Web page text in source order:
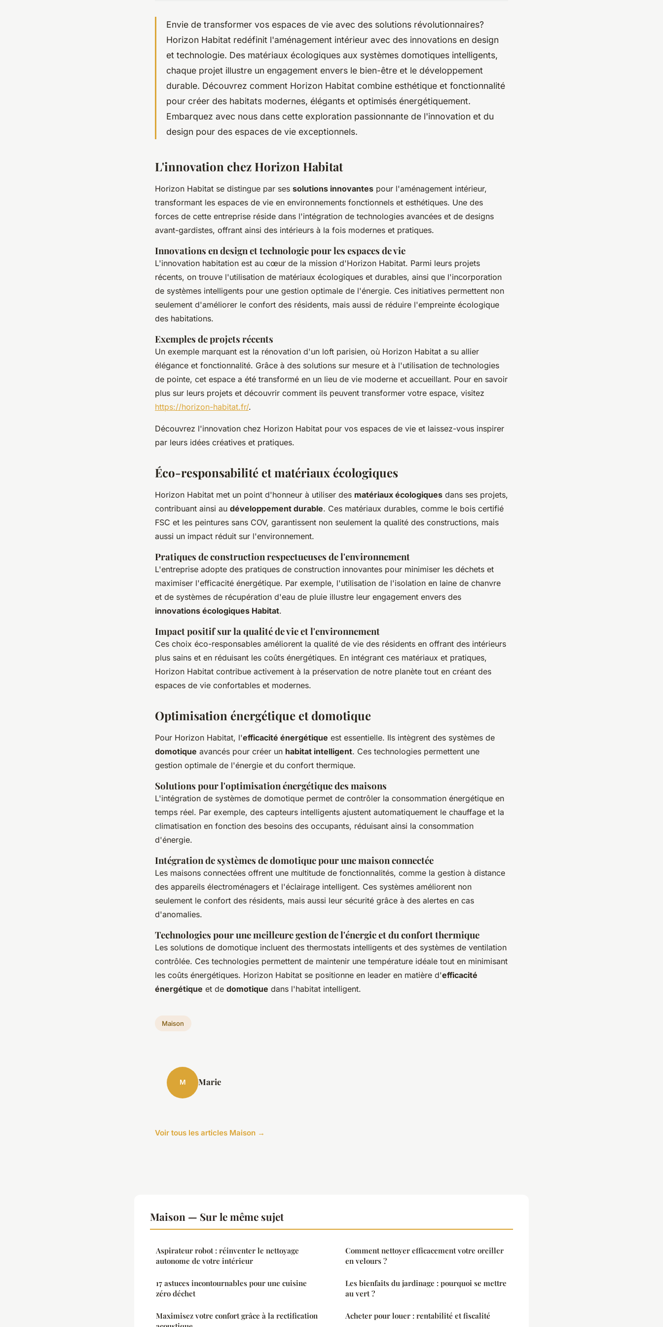
Envie de transformer vos espaces de vie avec des solutions révolutionnaires?
Horizon Habitat redéfinit l'aménagement intérieur avec des innovations en design
et technologie. Des matériaux écologiques aux systèmes domotiques intelligents,
chaque projet illustre un engagement envers le bien-être et le développement
durable. Découvrez comment Horizon Habitat combine esthétique et fonctionnalité
pour créer des habitats modernes, élégants et optimisés énergétiquement.
Embarquez avec nous dans cette exploration passionnante de l'innovation et du
design pour des espaces de vie exceptionnels.
L'innovation chez Horizon Habitat
Horizon Habitat se distingue par ses solutions innovantes pour l'aménagement intérieur,
transformant les espaces de vie en environnements fonctionnels et esthétiques. Une des
forces de cette entreprise réside dans l'intégration de technologies avancées et de designs
avant-gardistes, offrant ainsi des intérieurs à la fois modernes et pratiques.
Innovations en design et technologie pour les espaces de vie
L'innovation habitation est au cœur de la mission d'Horizon Habitat. Parmi leurs projets
récents, on trouve l'utilisation de matériaux écologiques et durables, ainsi que l'incorporation
de systèmes intelligents pour une gestion optimale de l'énergie. Ces initiatives permettent non
seulement d'améliorer le confort des résidents, mais aussi de réduire l'empreinte écologique
des habitations.
Exemples de projets récents
Un exemple marquant est la rénovation d'un loft parisien, où Horizon Habitat a su allier
élégance et fonctionnalité. Grâce à des solutions sur mesure et à l'utilisation de technologies
de pointe, cet espace a été transformé en un lieu de vie moderne et accueillant. Pour en savoir
plus sur leurs projets et découvrir comment ils peuvent transformer votre espace, visitez
https://horizon-habitat.fr/.
Découvrez l'innovation chez Horizon Habitat pour vos espaces de vie et laissez-vous inspirer
par leurs idées créatives et pratiques.
Éco-responsabilité et matériaux écologiques
Horizon Habitat met un point d'honneur à utiliser des matériaux écologiques dans ses projets,
contribuant ainsi au développement durable. Ces matériaux durables, comme le bois certifié
FSC et les peintures sans COV, garantissent non seulement la qualité des constructions, mais
aussi un impact réduit sur l'environnement.
Pratiques de construction respectueuses de l'environnement
L'entreprise adopte des pratiques de construction innovantes pour minimiser les déchets et
maximiser l'efficacité énergétique. Par exemple, l'utilisation de l'isolation en laine de chanvre
et de systèmes de récupération d'eau de pluie illustre leur engagement envers des
innovations écologiques Habitat.
Impact positif sur la qualité de vie et l'environnement
Ces choix éco-responsables améliorent la qualité de vie des résidents en offrant des intérieurs
plus sains et en réduisant les coûts énergétiques. En intégrant ces matériaux et pratiques,
Horizon Habitat contribue activement à la préservation de notre planète tout en créant des
espaces de vie confortables et modernes.
Optimisation énergétique et domotique
Pour Horizon Habitat, l'efficacité énergétique est essentielle. Ils intègrent des systèmes de
domotique avancés pour créer un habitat intelligent. Ces technologies permettent une
gestion optimale de l'énergie et du confort thermique.
Solutions pour l'optimisation énergétique des maisons
L'intégration de systèmes de domotique permet de contrôler la consommation énergétique en
temps réel. Par exemple, des capteurs intelligents ajustent automatiquement le chauffage et la
climatisation en fonction des besoins des occupants, réduisant ainsi la consommation
d'énergie.
Intégration de systèmes de domotique pour une maison connectée
Les maisons connectées offrent une multitude de fonctionnalités, comme la gestion à distance
des appareils électroménagers et l'éclairage intelligent. Ces systèmes améliorent non
seulement le confort des résidents, mais aussi leur sécurité grâce à des alertes en cas
d'anomalies.
Technologies pour une meilleure gestion de l'énergie et du confort thermique
Les solutions de domotique incluent des thermostats intelligents et des systèmes de ventilation
contrôlée. Ces technologies permettent de maintenir une température idéale tout en minimisant
les coûts énergétiques. Horizon Habitat se positionne en leader en matière d'efficacité
énergétique et de domotique dans l'habitat intelligent.
Maison
M Marie
Voir tous les articles Maison →
Maison — Sur le même sujet
Aspirateur robot : réinventer le nettoyage
autonome de votre intérieur
17 astuces incontournables pour une cuisine
zéro déchet
Maximisez votre confort grâce à la rectification
Comment nettoyer efficacement votre oreiller
en velours ?
Les bienfaits du jardinage : pourquoi se mettre
au vert ?
Acheter pour louer : rentabilité et fiscalité